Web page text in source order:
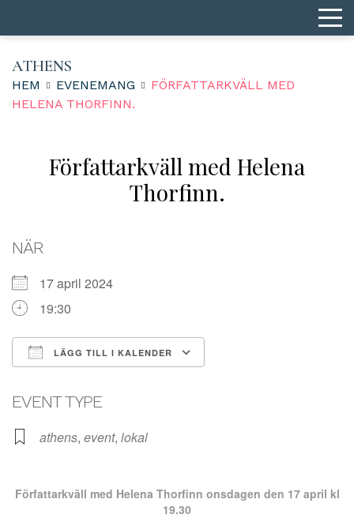
ATHENS
HEM EVENEMANG
FÖRFATTARKVÄLL MED
HELENA THORFINN.
Författarkväll med Helena
Thorfinn.
NÄR
17 april 2024
19:30
LÄGG TILL I KALENDER
EVENT TYPE
athens, event, lokal
Författarkväll med Helena Thorfinn onsdagen den 17 april kl
19.30